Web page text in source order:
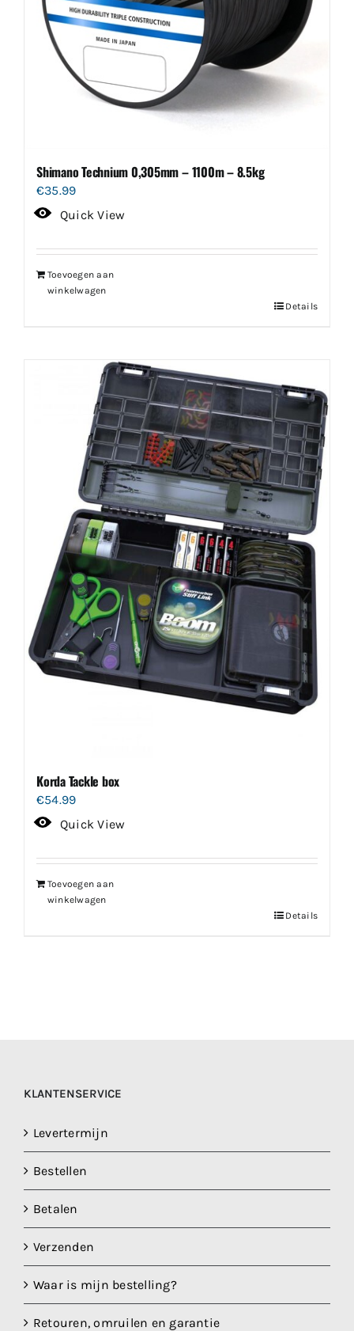
Shimano Technium 0,305mm – 1100m – 8.5kg
€35.99
Quick View
Toevoegen aan
winkelwagen
Details
Korda Tackle box
€54.99
Quick View
Toevoegen aan
winkelwagen
Details
KLANTENSERVICE
Levertermijn
Bestellen
Betalen
Verzenden
Waar is mijn bestelling?
Retouren, omruilen en garantie